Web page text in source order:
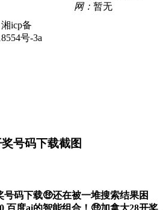
网： 暂无
湘icp备
号-3a
号码下载截图
号码下载🤑还在被一堆搜索结果困